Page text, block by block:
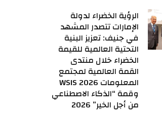
الرؤية الخضراء لدولة
الإمارات تتصدر المشهد
في جنيف: تعزيز البنية
التحتية العالمية للقيمة
الخضراء خلال منتدى
القمة العالمية لمجتمع
المعلومات WSIS 2026
وقمة “الذكاء الاصطناعي
من أجل الخير” 2026